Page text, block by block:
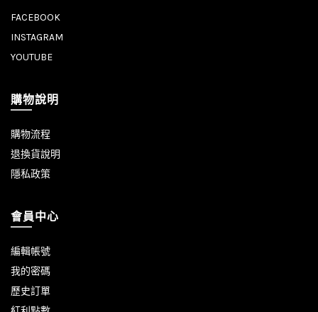
FACEBOOK
INSTAGRAM
YOUTUBE
購物說明
購物流程
退換貨說明
隱私政策
會員中心
編輯帳號
我的密碼
歷史訂單